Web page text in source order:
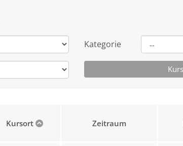
Kategorie
Kursort Zeitraum